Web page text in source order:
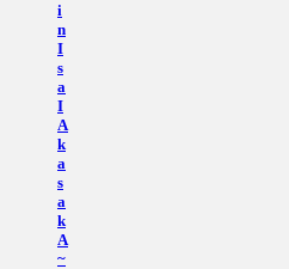
i
n
I
s
a
I
A
k
a
s
a
k
A
~